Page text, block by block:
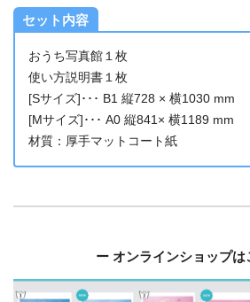
セット内容
おうち写真館１枚
使い方説明書１枚
[Sサイズ]･･･ B1 縦728 × 横1030 mm
[Mサイズ]･･･ A0 縦841× 横1189 mm
材質：厚手マットコート紙
ー オンラインショップは